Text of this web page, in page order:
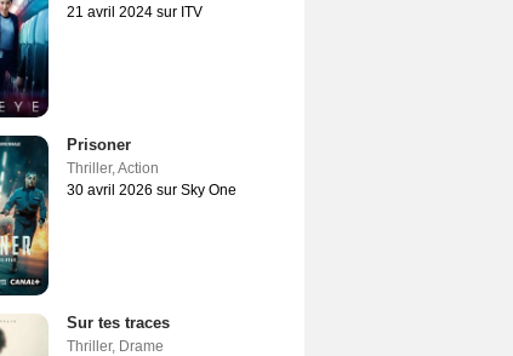
21 avril 2024 sur ITV
Prisoner
Thriller,Action
30 avril 2026 sur Sky One
Sur tes traces
Thriller, Drame